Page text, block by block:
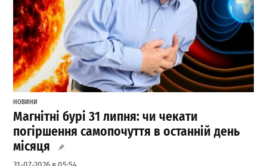
НОВИНИ
Магнітні бурі 31 липня: чи чекати
погіршення самопочуття в останній день
місяця